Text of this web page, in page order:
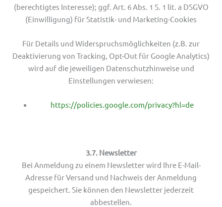
(berechtigtes Interesse); ggf. Art. 6 Abs. 1 S. 1 lit. a DSGVO
(Einwilligung) für Statistik- und Marketing-Cookies
Für Details und Widerspruchsmöglichkeiten (z.B. zur
Deaktivierung von Tracking, Opt-Out für Google Analytics)
wird auf die jeweiligen Datenschutzhinweise und
Einstellungen verwiesen:
https://policies.google.com/privacy?hl=de
3.7. Newsletter
Bei Anmeldung zu einem Newsletter wird Ihre E-Mail-
Adresse für Versand und Nachweis der Anmeldung
gespeichert. Sie können den Newsletter jederzeit
abbestellen.